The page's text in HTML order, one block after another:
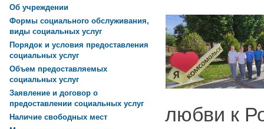
любви к
Об учреждении
Формы социального обслуживания,
виды социальных услуг
Порядок и условия предоставления
социальных услуг
Объем предоставляемых
социальных услуг
Заявление и договор о
предоставлении социальных услуг
Наличие свободных мест